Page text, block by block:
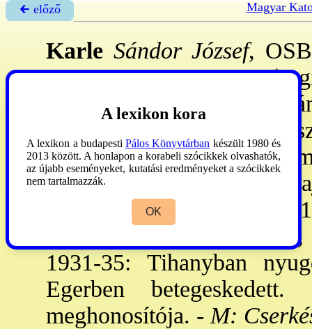
🡰 előző Magyar
Karle Sándor József,
31.-Eger, 1945. aug. 9.):
lépett a r-be,
ném. szakos tanári okl-
29: pappá szent.
Celldömölkön hitokt.,
Pannonhalmán gimn.
Esztergomban gimn.
1931-35: Tihanyban
Egerben
meghonosítója. - M:
A lexikon kora
A lexikon a budapesti Pálos Könyvtárban készült 1980 és
2013 között. A honlapon a korabeli szócikkek olvashatók,
az újabb eseményeket, kutatási eredményeket a szócikkek
nem tartalmazzák.
OK